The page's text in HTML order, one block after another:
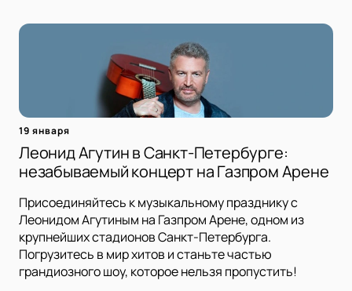
19 января
Леонид Агутин в Санкт-Петербурге:
незабываемый концерт на Газпром Арене
Присоединяйтесь к музыкальному празднику с
Леонидом Агутиным на Газпром Арене, одном из
крупнейших стадионов Санкт-Петербурга.
Погрузитесь в мир хитов и станьте частью
грандиозного шоу, которое нельзя пропустить!